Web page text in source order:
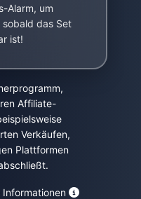
Alarm, um
das Set
ist!
Affiliate-
Verkäufen,
Plattformen
Informationen